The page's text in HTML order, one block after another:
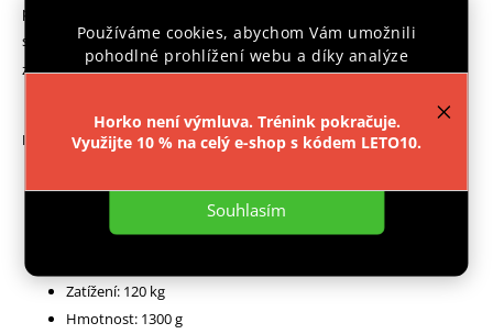
Používáme cookies, abychom Vám umožnili
pohodlné prohlížení webu a díky analýze
provozu webu neustále zlepšovali jeho funkce,
Nastavení
Souhlasím
Horko není výmluva. Trénink pokračuje.
Využijte 10 % na celý e-shop s kódem LETO10.
partii. Masážní válec pomáhá snížit napětí, tuhost a bolestivost
svalového systému. Jeho pravidelným používáním předcházíme
zranění svalů.
Parametry:
Průměr: 10,1/15,2 cm
Zatížení: 120 kg
Hmotnost: 1300 g